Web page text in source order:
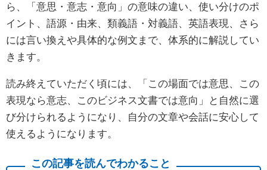
ら、「意思・意志・意向」の意味の違い、使い分けのポ
イント、語源・由来、類義語・対義語、英語表現、さら
には言い換えや具体的な例文まで、体系的に解説してい
きます。
読み終えていただく頃には、「この場面では意思、この
表現なら意志、このビジネス文書では意向」と自然に選
び分けられるようになり、自分の文章や会話に安心して
使えるようになります。